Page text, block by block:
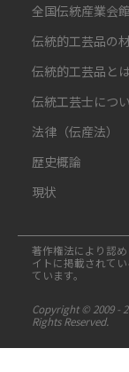
全国伝統産業会
伝統的工芸品の
伝統的工芸品と
伝統工芸士につ
法律（伝産法）
歴史概論
現状
著作権法により認
イトに掲載されて
ています。
Copyright © 2009 -
Rights Reserved.